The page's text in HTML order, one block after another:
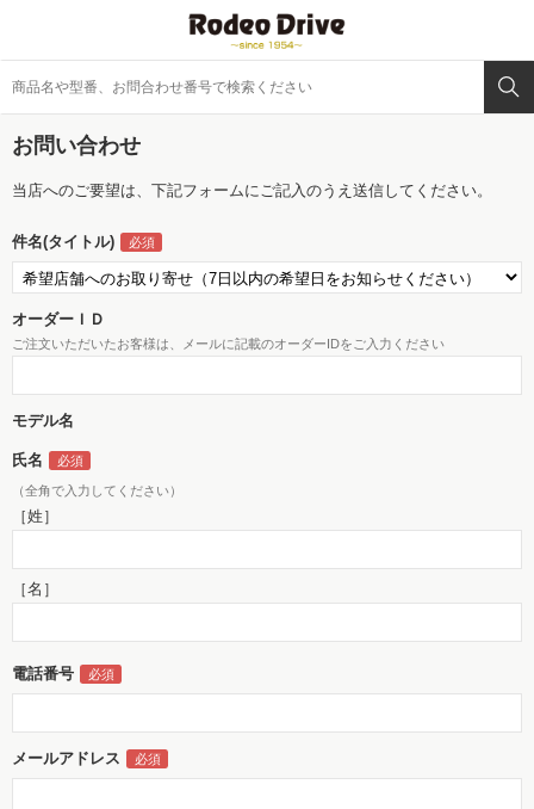
お問い合わせ
当店へのご要望は、下記フォームにご記入のうえ送信してください。
件名(タイトル)
オーダーＩＤ
ご注文いただいたお客様は、メールに記載のオーダーIDをご入力ください
モデル名
氏名
（全角で入力してください）
［姓］
［名］
電話番号
メールアドレス